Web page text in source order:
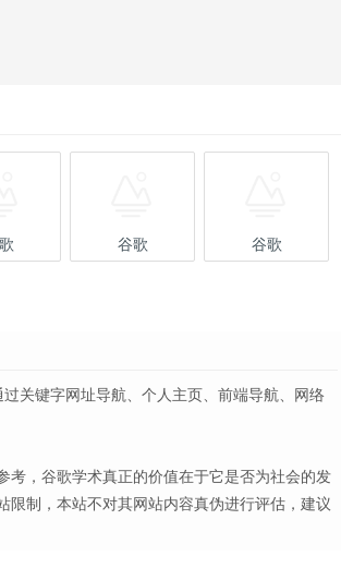
谷歌 谷歌
关键字网址导航、个人主页、前端导航、网络
考，谷歌学术真正的价值在于它是否为社会的发
限制，本站不对其网站内容真伪进行评估，建议